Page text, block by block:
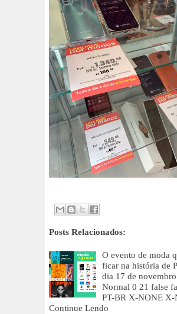
Posts Relacionados:
O evento de moda
ficar na história de
dia 17 de novembro
Normal 0 21 false
PT-BR X-NONE
Continue Lendo